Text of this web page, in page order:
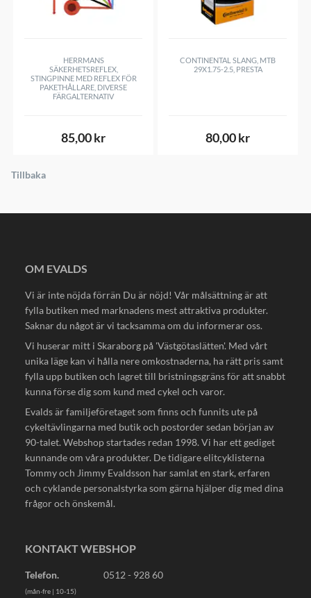
HERRMANS
SÄKERHETSREFLEX,
STINGPINNE MED REFLEX FÖR
PAKETHÅLLARE, DIVERSE
FÄRGALTERNATIV
85,00 kr
CONTINENTAL SLANG, MTB
29X1.75-2.5, PRESTA
80,00 kr
Tillbaka
OM EVALDS
Vi är inte nöjda förrän Du är nöjd! Vår målsättning är att
fylla butiken med marknadens mest attraktiva produkter.
Saknar du något är vi tacksamma om du informerar oss.
Vi huserar mitt i Skaraborg på 'Västgötaslätten'. Med vårt
unika läge kan vi hålla nere omkostnaderna, ha rätt pris samt
fylla upp butiken och lagret till bristningsgräns för att snabbt
kunna förse dig som kund med cykel och varor.
Evalds är familjeföretaget som finns och funnits ute på
cykeltävlingarna med butik och postorder sedan början av
90-talet. Webshop startades redan 1998. Vi har ett gediget
kunnande om våra produkter. De tidigare elitcyklisterna
Tommy och Jimmy Evaldsson har samlat en stark, erfaren
och cyklande personalstyrka som gärna hjälper dig med dina
frågor och önskemål.
KONTAKT WEBSHOP
Telefon. 0512 - 928 60
(mån-fre | 10-15)